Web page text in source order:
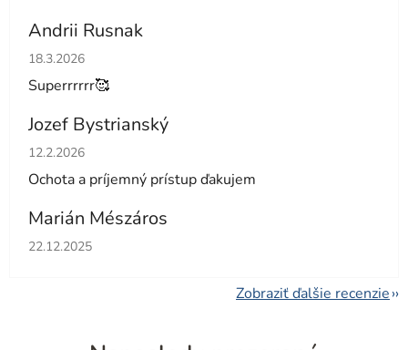
Andrii Rusnak
Hodnotenie obchodu je 5 z 5 hviezdičiek.
18.3.2026
Superrrrrr🥰
Jozef Bystrianský
Hodnotenie obchodu je 5 z 5 hviezdičiek.
12.2.2026
Ochota a príjemný prístup ďakujem
Marián Mészáros
Hodnotenie obchodu je 5 z 5 hviezdičiek.
22.12.2025
Zobraziť ďalšie recenzie